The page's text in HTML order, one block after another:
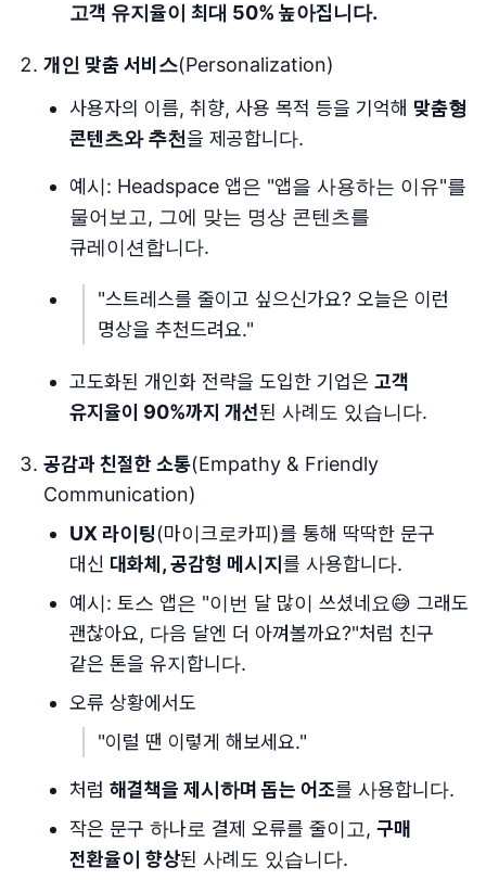
고객 유지율이 최대 50% 높아집니다.
개인 맞춤 서비스(Personalization)
사용자의 이름, 취향, 사용 목적 등을 기억해 맞춤형
콘텐츠와 추천을 제공합니다.
예시: Headspace 앱은 "앱을 사용하는 이유"를
물어보고, 그에 맞는 명상 콘텐츠를
큐레이션합니다.
"스트레스를 줄이고 싶으신가요? 오늘은 이런
명상을 추천드려요."
고도화된 개인화 전략을 도입한 기업은 고객
유지율이 90%까지 개선된 사례도 있습니다.
공감과 친절한 소통(Empathy & Friendly
Communication)
UX 라이팅(마이크로카피)를 통해 딱딱한 문구
대신 대화체, 공감형 메시지 를 사용합니다.
예시: 토스 앱은 "이번 달 많이 쓰셨네요😅 그래도
괜찮아요, 다음 달엔 더 아껴볼까요?"처럼 친구
같은 톤을 유지합니다.
오류 상황에서도
"이럴 땐 이렇게 해보세요."
처럼 해결책을 제시하며 돕는 어조를 사용합니다.
작은 문구 하나로 결제 오류를 줄이고, 구매
전환율이 향상된 사례도 있습니다.